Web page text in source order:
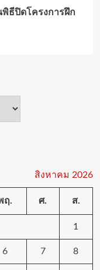
ธีปิดโครงการฝึก
สิงหาคม 2026
ฤ. ศ. ส.
1
6 7 8